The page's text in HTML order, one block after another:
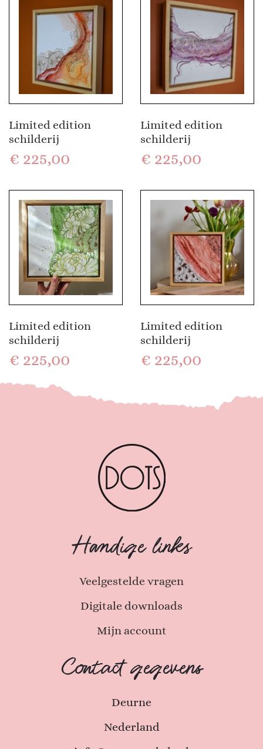
Limited edition
schilderij
€ 225,00
Limited edition
schilderij
€ 225,00
Limited edition
schilderij
€ 225,00
Limited edition
schilderij
€ 225,00
Handige links
Veelgestelde vragen
Digitale downloads
Mijn account
Contact gegevens
Deurne
Nederland